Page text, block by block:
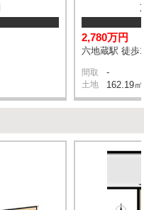
2,780万円
六地蔵駅 徒歩
間取 -
土地 162.19㎡